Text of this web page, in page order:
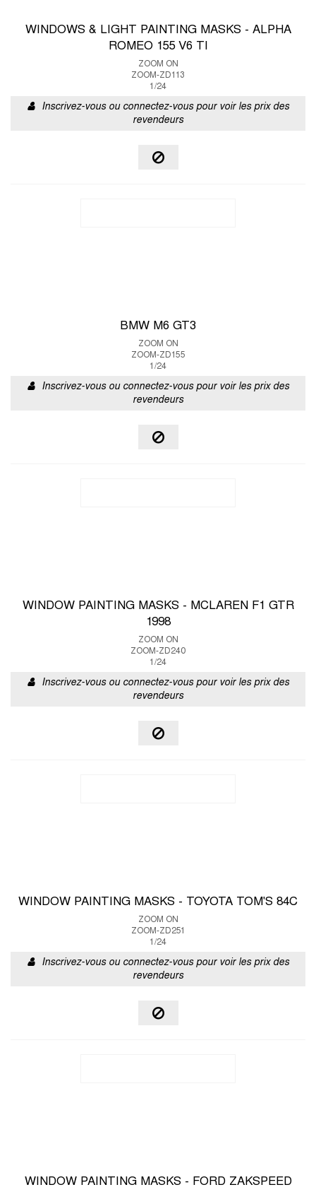
WINDOWS & LIGHT PAINTING MASKS - ALPHA
ROMEO 155 V6 TI
ZOOM ON
ZOOM-ZD113
1/24
Inscrivez-vous ou connectez-vous pour voir les prix des
revendeurs
BMW M6 GT3
ZOOM ON
ZOOM-ZD155
1/24
Inscrivez-vous ou connectez-vous pour voir les prix des
revendeurs
WINDOW PAINTING MASKS - MCLAREN F1 GTR
1998
ZOOM ON
ZOOM-ZD240
1/24
Inscrivez-vous ou connectez-vous pour voir les prix des
revendeurs
WINDOW PAINTING MASKS - TOYOTA TOM'S 84C
ZOOM ON
ZOOM-ZD251
1/24
Inscrivez-vous ou connectez-vous pour voir les prix des
revendeurs
WINDOW PAINTING MASKS - FORD ZAKSPEED